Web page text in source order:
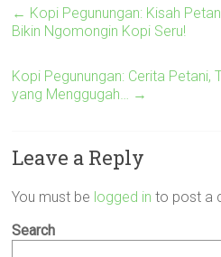
← Kopi Pegunungan: Kisah
Bikin Ngomongin Kopi Seru!
Kopi Pegunungan: Cerita Petani,
yang Menggugah… →
Leave a Reply
You must be logged in to post a
Search